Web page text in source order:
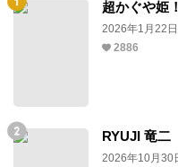
超かぐや姫！
2026年1月22
2886
RYUJI 竜二
2026年10月30